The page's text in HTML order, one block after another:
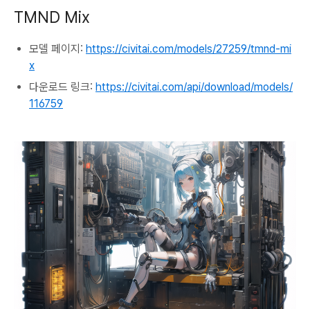
TMND Mix
모델 페이지: https://civitai.com/models/27259/tmnd-mi
x
다운로드 링크: https://civitai.com/api/download/models/
116759